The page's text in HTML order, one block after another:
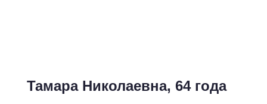
Тамара Николаевна, 64 года